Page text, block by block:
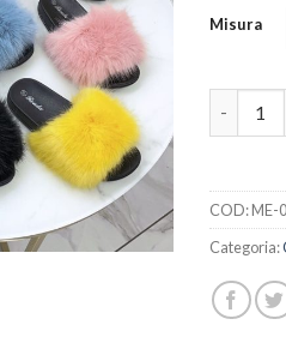
Misura
COD:ME-
Categoria: